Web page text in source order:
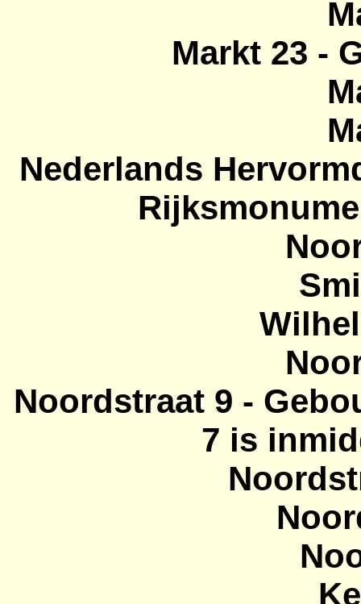
Markt 23 -
Nederlands
Noordstraat 9 -
7 is